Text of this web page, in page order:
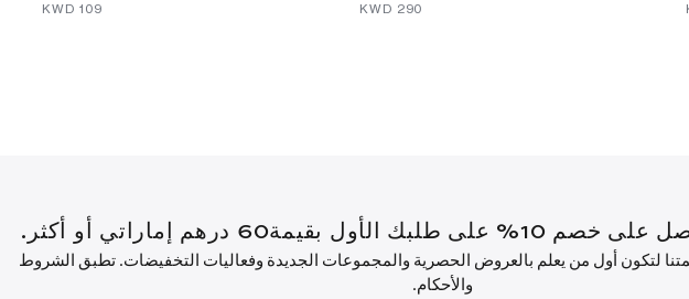
بقيمة60 درهم إماراتي أو أكثر.
لتكون أول من يعلم بالعروض الحصرية والمجموعات الجديدة وفعاليات التخفيضات. تطبق الشروط
والأحكام.